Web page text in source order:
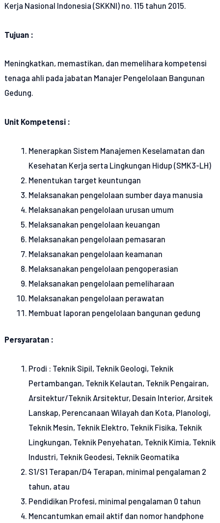
Kerja Nasional Indonesia (SKKNI) no. 115 tahun 2015.
Tujuan :
Meningkatkan, memastikan, dan memelihara kompetensi
tenaga ahli pada jabatan Manajer Pengelolaan Bangunan
Gedung.
Unit Kompetensi :
Menerapkan Sistem Manajemen Keselamatan dan
Kesehatan Kerja serta Lingkungan Hidup (SMK3-LH)
Menentukan target keuntungan
Melaksanakan pengelolaan sumber daya manusia
Melaksanakan pengelolaan urusan umum
Melaksanakan pengelolaan keuangan
Melaksanakan pengelolaan pemasaran
Melaksanakan pengelolaan keamanan
Melaksanakan pengelolaan pengoperasian
Melaksanakan pengelolaan pemeliharaan
Melaksanakan pengelolaan perawatan
Membuat laporan pengelolaan bangunan gedung
Persyaratan :
Prodi : Teknik Sipil, Teknik Geologi, Teknik
Pertambangan, Teknik Kelautan, Teknik Pengairan,
Arsitektur/Teknik Arsitektur, Desain Interior, Arsitek
Lanskap, Perencanaan Wilayah dan Kota, Planologi,
Teknik Mesin, Teknik Elektro, Teknik Fisika, Teknik
Lingkungan, Teknik Penyehatan, Teknik Kimia, Teknik
Industri, Teknik Geodesi, Teknik Geomatika
S1/S1 Terapan/D4 Terapan, minimal pengalaman 2
tahun, atau
Pendidikan Profesi, minimal pengalaman 0 tahun
Mencantumkan email aktif dan nomor handphone